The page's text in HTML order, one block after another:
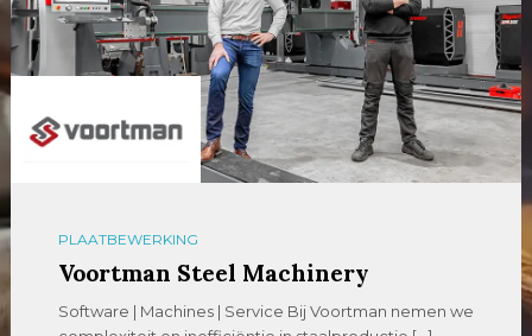
PLAATBEWERKING
Voortman Steel Machinery
Software | Machines | Service Bij Voortman nemen we